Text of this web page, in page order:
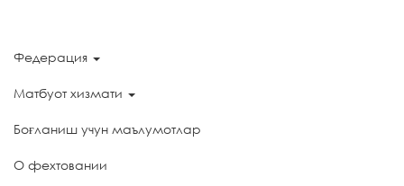
Федерация
Матбуот хизмати
Боғланиш учун маълумотлар
О фехтовании